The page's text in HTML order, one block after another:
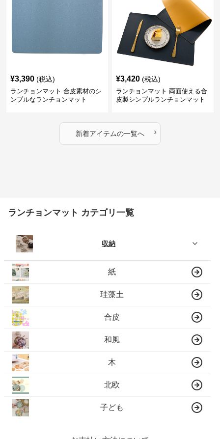
¥3,390 (税込)
ランチョンマット 合皮素材のシ
ンプルなランチョンマット
¥3,420 (税込)
ランチョンマット 両面使える合
皮製シンプルランチョンマット
新着アイテムの一覧へ ›
ランチョンマット カテゴリ一覧
収納
紙
珪藻土
合皮
和風
木
北欧
子ども